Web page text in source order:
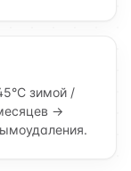
зимой /
→